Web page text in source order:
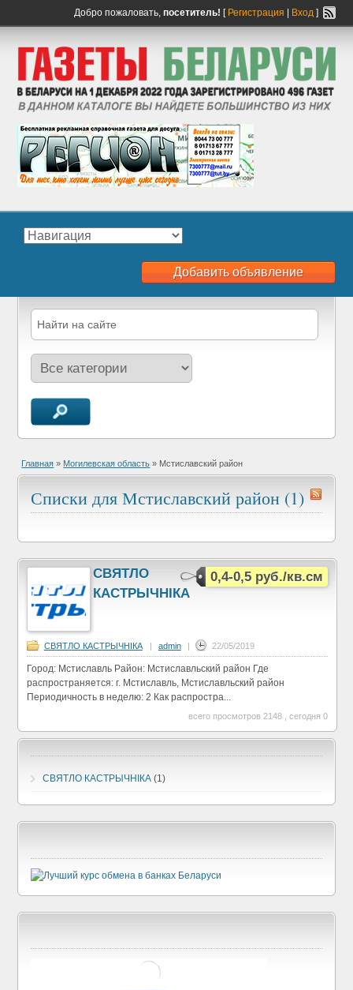
Добро пожаловать, посетитель! [ Регистрация Вход]
Добавить объявление
Главная » Могилевская область » Мстиславский район
Списки для Мстиславский район (1)
0,4-0,5 руб./кв.см
СВЯТЛО
КАСТРЫЧНIКА
СВЯТЛО КАСТРЫЧНIКА | admin | 22/05/2019
Город: Мстиславль Район: Мстиславльский район Где
распространяется: г. Мстиславль, Мстиславльский район
Периодичность в неделю: 2 Как распростра...
всего просмотров 2148 , сегодня 0
СВЯТЛО КАСТРЫЧНIКА (1)